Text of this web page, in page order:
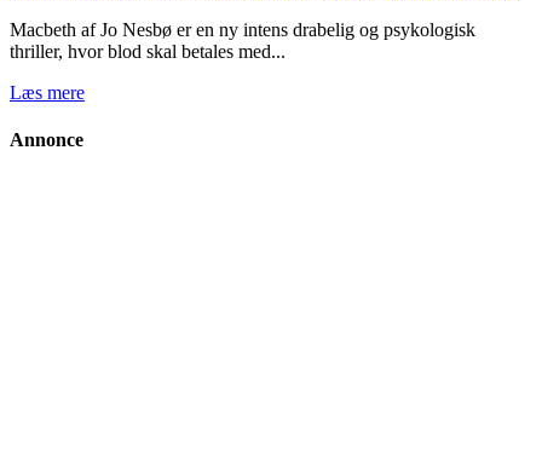
Macbeth af Jo Nesbø er en ny intens drabelig og psykologisk
thriller, hvor blod skal betales med...
Læs mere
Annonce